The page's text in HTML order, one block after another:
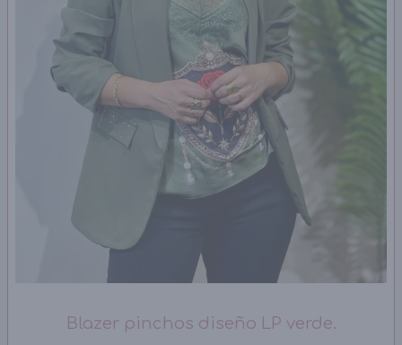
Blazer pinchos diseño LP verde.